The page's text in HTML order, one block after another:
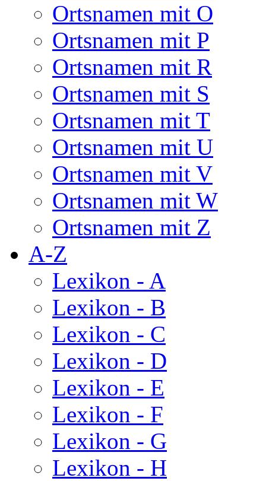
Ortsnamen mit O
Ortsnamen mit P
Ortsnamen mit R
Ortsnamen mit S
Ortsnamen mit T
Ortsnamen mit U
Ortsnamen mit V
Ortsnamen mit W
Ortsnamen mit Z
A-Z
Lexikon - A
Lexikon - B
Lexikon - C
Lexikon - D
Lexikon - E
Lexikon - F
Lexikon - G
Lexikon - H